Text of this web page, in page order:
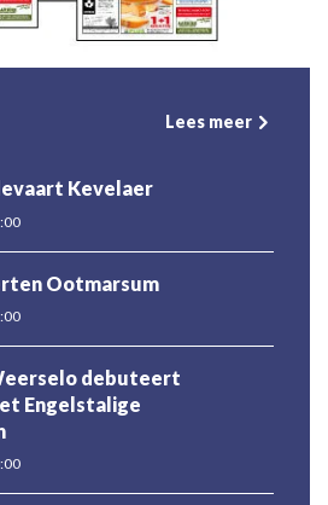
Lees meer
Kevelaer
Ootmarsum
debuteert
Engelstalige